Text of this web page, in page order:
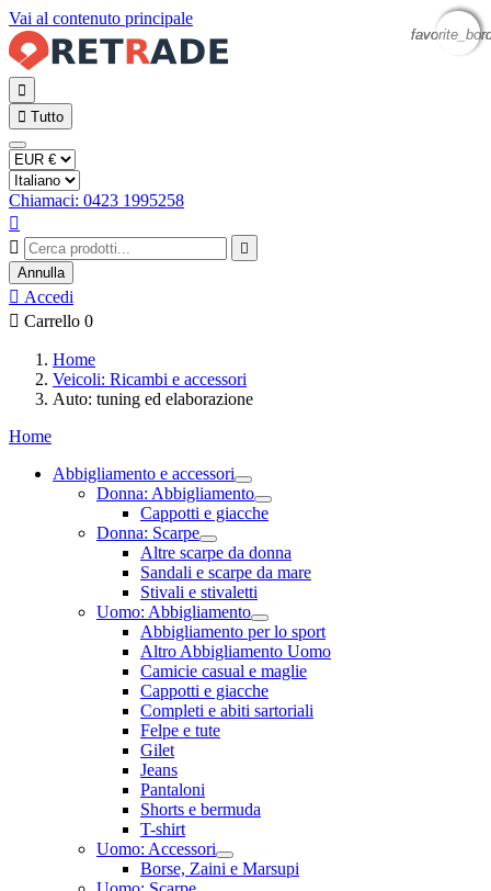
Vai al contenuto principale

 Tutto
Chiamaci: 0423 1995258



Annulla
 Accedi
 Carrello 0
Home
Veicoli: Ricambi e accessori
Auto: tuning ed elaborazione
Home
Abbigliamento e accessori
Donna: Abbigliamento
Cappotti e giacche
Donna: Scarpe
Altre scarpe da donna
Sandali e scarpe da mare
Stivali e stivaletti
Uomo: Abbigliamento
Abbigliamento per lo sport
Altro Abbigliamento Uomo
Camicie casual e maglie
Cappotti e giacche
Completi e abiti sartoriali
Felpe e tute
Gilet
Jeans
Pantaloni
Shorts e bermuda
T-shirt
Uomo: Accessori
Borse, Zaini e Marsupi